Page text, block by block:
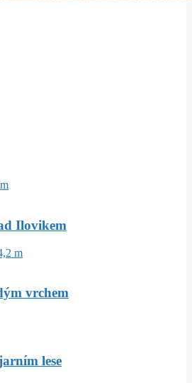
Ilovikem
m
vrchem
lese